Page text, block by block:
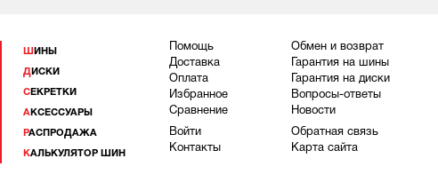
ШИНЫ
ДИСКИ
СЕКРЕТКИ
АКСЕССУАРЫ
РАСПРОДАЖА
КАЛЬКУЛЯТОР ШИН
Помощь
Доставка
Оплата
Избранное
Сравнение
Войти
Контакты
Обмен и возврат
Гарантия на шины
Гарантия на диски
Вопросы-ответы
Новости
Обратная связь
Карта сайта